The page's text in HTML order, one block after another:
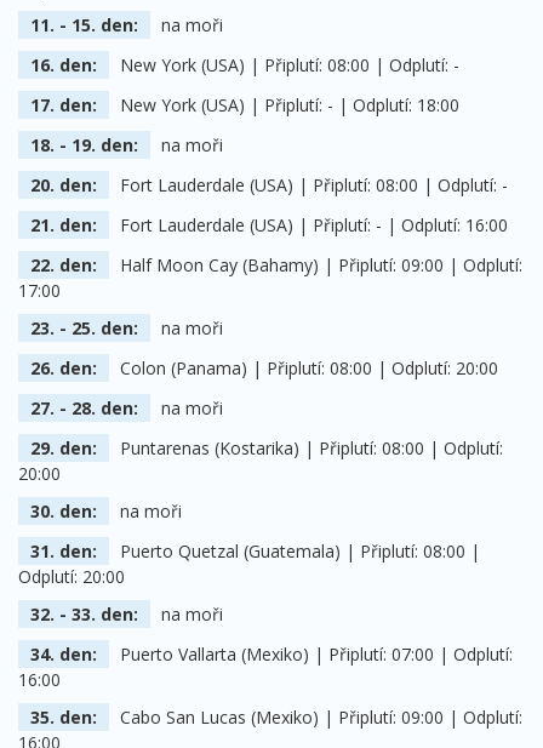
11. - 15. den:
na moři
16. den:
New York (USA) | Připlutí: 08:00 | Odplutí: -
17. den:
New York (USA) | Připlutí: - | Odplutí: 18:00
18. - 19. den:
na moři
20. den:
Fort Lauderdale (USA) | Připlutí: 08:00 | Odplutí: -
21. den:
Fort Lauderdale (USA) | Připlutí: - | Odplutí: 16:00
22. den:
Half Moon Cay (Bahamy) | Připlutí: 09:00 | Odplutí:
17:00
23. - 25. den:
na moři
26. den:
Colon (Panama) | Připlutí: 08:00 | Odplutí: 20:00
27. - 28. den:
na moři
29. den:
Puntarenas (Kostarika) | Připlutí: 08:00 | Odplutí:
20:00
30. den:
na moři
31. den:
Puerto Quetzal (Guatemala) | Připlutí: 08:00 |
Odplutí: 20:00
32. - 33. den:
na moři
34. den:
Puerto Vallarta (Mexiko) | Připlutí: 07:00 | Odplutí:
16:00
35. den:
Cabo San Lucas (Mexiko) | Připlutí: 09:00 | Odplutí:
16:00